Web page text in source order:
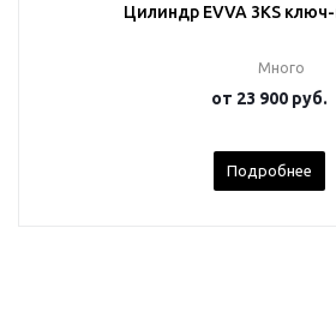
Цилиндр EVVA 3KS
Много
от 23 900 руб.
Подробнее